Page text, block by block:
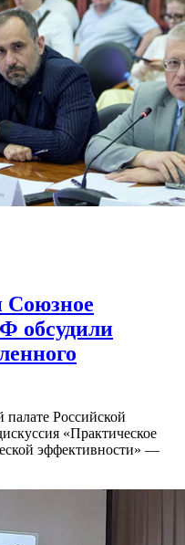
Союзное
обсудили
Российской
«Практическое
эффективности» —